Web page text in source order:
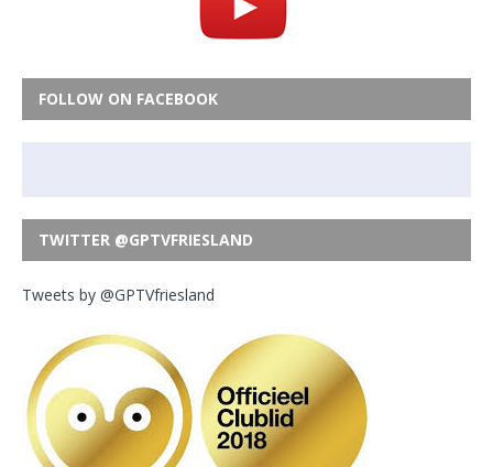
FOLLOW ON FACEBOOK
TWITTER @GPTVFRIESLAND
Tweets by @GPTVfriesland